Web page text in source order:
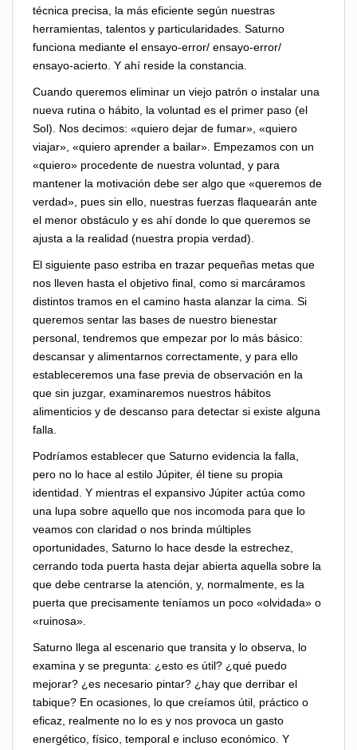
técnica precisa, la más eficiente según nuestras
herramientas, talentos y particularidades. Saturno
funciona mediante el ensayo-error/ ensayo-error/
ensayo-acierto. Y ahí reside la constancia.
Cuando queremos eliminar un viejo patrón o instalar una
nueva rutina o hábito, la voluntad es el primer paso (el
Sol). Nos decimos: «quiero dejar de fumar», «quiero
viajar», «quiero aprender a bailar». Empezamos con un
«quiero» procedente de nuestra voluntad, y para
mantener la motivación debe ser algo que «queremos de
verdad», pues sin ello, nuestras fuerzas flaquearán ante
el menor obstáculo y es ahí donde lo que queremos se
ajusta a la realidad (nuestra propia verdad).
El siguiente paso estriba en trazar pequeñas metas que
nos lleven hasta el objetivo final, como si marcáramos
distintos tramos en el camino hasta alanzar la cima. Si
queremos sentar las bases de nuestro bienestar
personal, tendremos que empezar por lo más básico:
descansar y alimentarnos correctamente, y para ello
estableceremos una fase previa de observación en la
que sin juzgar, examinaremos nuestros hábitos
alimenticios y de descanso para detectar si existe alguna
falla.
Podríamos establecer que Saturno evidencia la falla,
pero no lo hace al estilo Júpiter, él tiene su propia
identidad. Y mientras el expansivo Júpiter actúa como
una lupa sobre aquello que nos incomoda para que lo
veamos con claridad o nos brinda múltiples
oportunidades, Saturno lo hace desde la estrechez,
cerrando toda puerta hasta dejar abierta aquella sobre la
que debe centrarse la atención, y, normalmente, es la
puerta que precisamente teníamos un poco «olvidada» o
«ruinosa».
Saturno llega al escenario que transita y lo observa, lo
examina y se pregunta: ¿esto es útil? ¿qué puedo
mejorar? ¿es necesario pintar? ¿hay que derribar el
tabique? En ocasiones, lo que creíamos útil, práctico o
eficaz, realmente no lo es y nos provoca un gasto
energético, físico, temporal e incluso económico. Y